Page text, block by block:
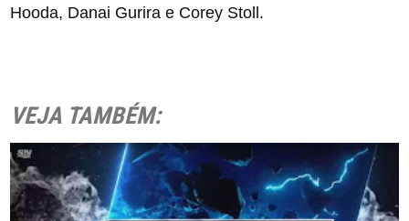
Hooda, Danai Gurira e Corey Stoll.
VEJA TAMBÉM: